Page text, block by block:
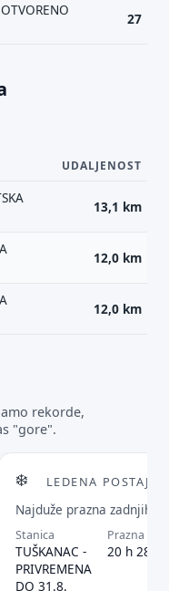
27
UDALJENOST
13,1 km
12,0 km
12,0 km
rekorde,
"gore".
❄️ LEDENA POSTAJA
Najduže prazna zadnjih
Stanica
TUŠKANAC -
PRIVREMENA
DO 31.8.
Prazna
20 h 28